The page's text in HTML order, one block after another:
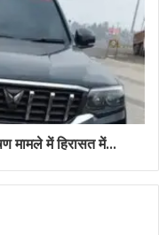
मामले में हिरासत में...